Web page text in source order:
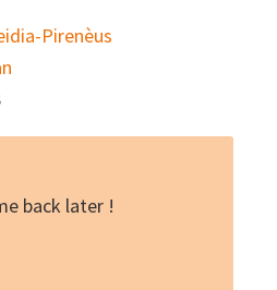
Pirenèus
back later !